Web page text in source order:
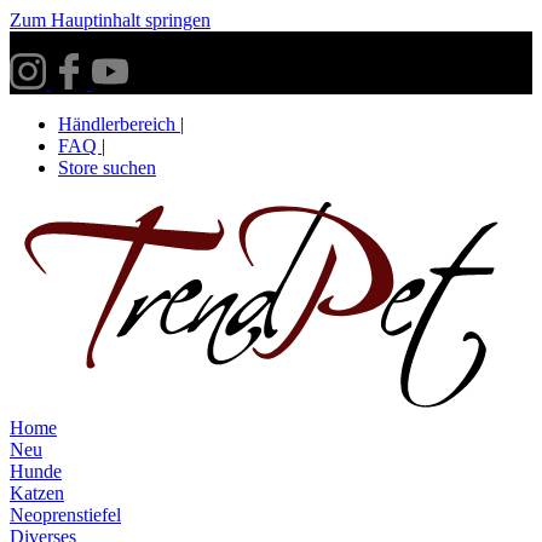
Zum Hauptinhalt springen
Händlerbereich |
FAQ |
Store suchen
Home
Neu
Hunde
Katzen
Neoprenstiefel
Diverses